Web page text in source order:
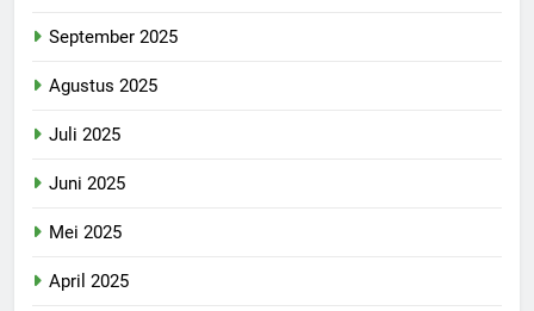
September 2025
Agustus 2025
Juli 2025
Juni 2025
Mei 2025
April 2025